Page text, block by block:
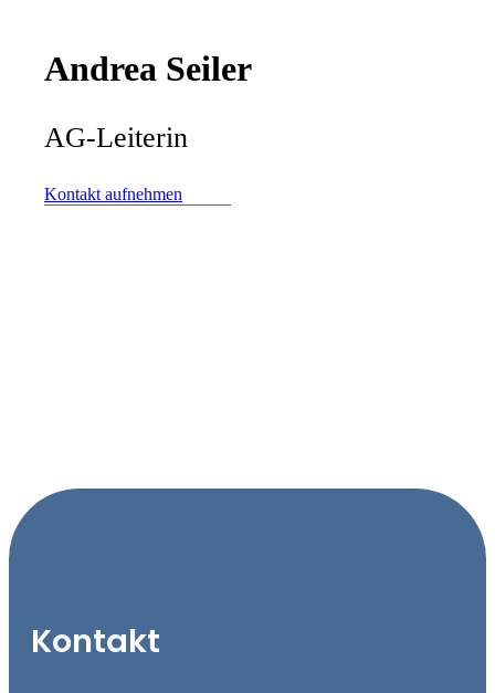
Andrea Seiler
AG-Leiterin
Kontakt aufnehmen
Kontakt